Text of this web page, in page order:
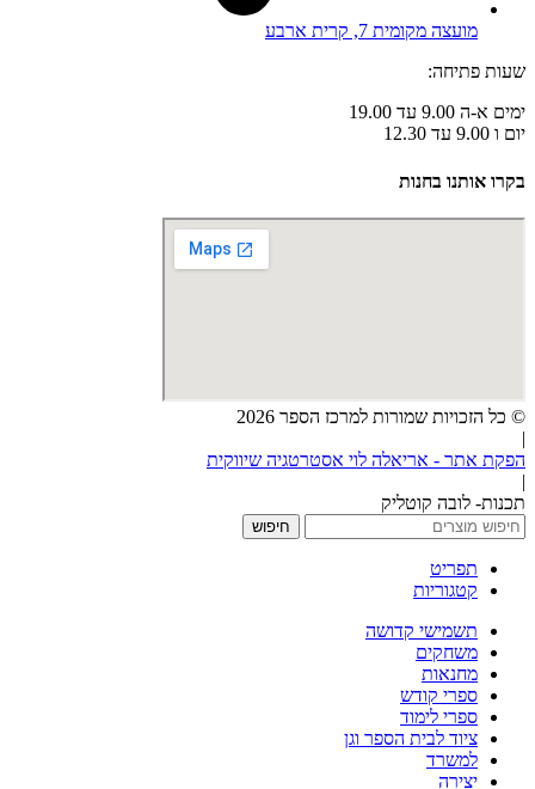
מועצה מקומית 7, קרית ארבע
שעות פתיחה:
ימים א-ה 9.00 עד 19.00
יום ו 9.00 עד 12.30
בקרו אותנו בחנות
© כל הזכויות שמורות למרכז הספר 2026
|
הפקת אתר - אריאלה לוי אסטרטגיה שיווקית
|
תכנות- לובה קוטליק
חיפוש
תפריט
קטגוריות
תשמישי קדושה
משחקים
מחנאות
ספרי קודש
ספרי לימוד
ציוד לבית הספר וגן
למשרד
יצירה